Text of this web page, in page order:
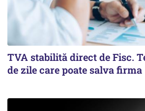
TVA stabilită direct de Fisc.
de zile care poate salva firma